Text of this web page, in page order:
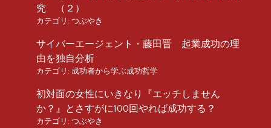
究 （２）
カテゴリ: つぶやき
サイバーエージェント・藤田晋 起業成功の理
由を独自分析
カテゴリ: 成功者から学ぶ成功哲学
初対面の女性にいきなり『エッチしません
か？』とさすがに100回やれば成功する？
カテゴリ: つぶやき